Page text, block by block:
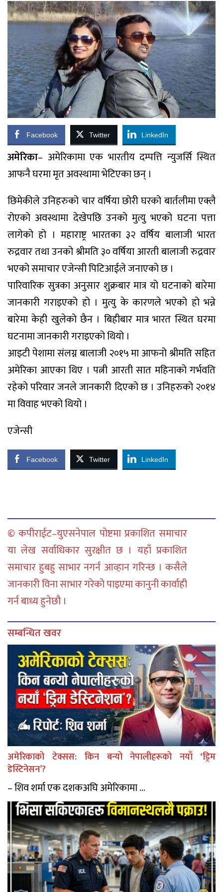
Facebook Twitter LinkedIn
अमेरिका– अमेरिकामा एक भारतीय दम्पत्ति न्युजर्सि स्थित
आफनै घरमा मृत अवस्थामा भेटिएका छन् ।
छिमेकीले उनिहरुको चार वर्षिया छोरी घरको बार्तलीमा एक्लै
रोएको अवस्थामा देखेपछि उनको मुत्यु भएको घटना पत्ता
लागेको हो । महाराष्ट्र भारतका ३२ वर्षिय बालाजी भारत
रुद्रवार तथा उनको श्रीमति ३० वर्षिया आरती बालाजी रुद्रवार
भएको समाचार एजेन्सी पिटिआईले जनाएको छ ।
पारिवारिक सुत्रका अनुसार शुक्रबार मात्र यो घटनाको बारेमा
जानकारी गराइएको हो । मुत्यु के कारणले भएको हो भन्ने
बारेमा केही खुलेको छैन । बिहीबार मात्र भारत स्थित घरमा
घटनामा जानकारी गराइएको थियो ।
आइटी पेशामा संलग्न बालाजी २०१५ मा आफनो श्रीमति सहित
अमेरिका आएका थिए । पत्नी आरती सात महिनाको गर्भवति
रहेको परिवार जनले जानकारी दिएको छ । उनिहरुको २०१४
मा विवाह भएको थियो ।
एजेन्सी
Facebook Twitter LinkedIn
© कपीराईट–युएसनेपाल पोष्टमा प्रकाशित समाचार
या लेख सर्वाधिकार सुरक्षीत छ । यहाँ प्रकाशित
समाचार हुबहु साभार नगर्न आव्हान गरिन्छ । कसैले
जानकारी विना साभार गरेको पाइएमा कानुनी कार्वाही
गर्न बाध्य हुनेछौ ।
सम्बन्धित खवर
अमेरिकाको टेक्सस: किन बन्यो नेपालीहरूको नयाँ ‘ड्रिम
डेस्टिनेसन’?
– शिव शर्मा एक दशकअघि अमेरिकामा ...